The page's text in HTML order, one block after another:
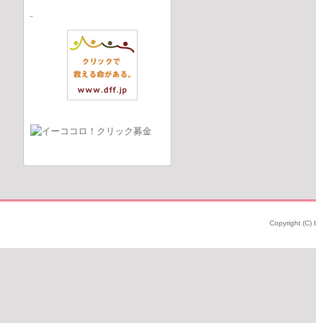
Copyright (C)